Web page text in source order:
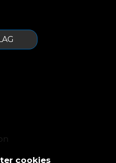
cookies